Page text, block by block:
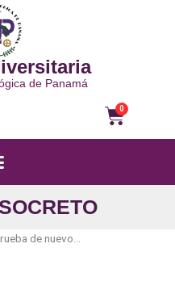
de Panamá
0
de nuevo...